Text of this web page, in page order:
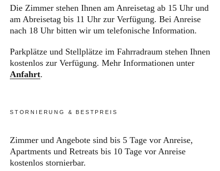
Die Zimmer stehen Ihnen am Anreisetag ab 15 Uhr und
am Abreisetag bis 11 Uhr zur Verfügung. Bei Anreise
nach 18 Uhr bitten wir um telefonische Information.
Parkplätze und Stellplätze im Fahrradraum stehen Ihnen
kostenlos zur Verfügung. Mehr Informationen unter
Anfahrt.
STORNIERUNG & BESTPREIS
Zimmer und Angebote sind bis 5 Tage vor Anreise,
Apartments und Retreats bis 10 Tage vor Anreise
kostenlos stornierbar.